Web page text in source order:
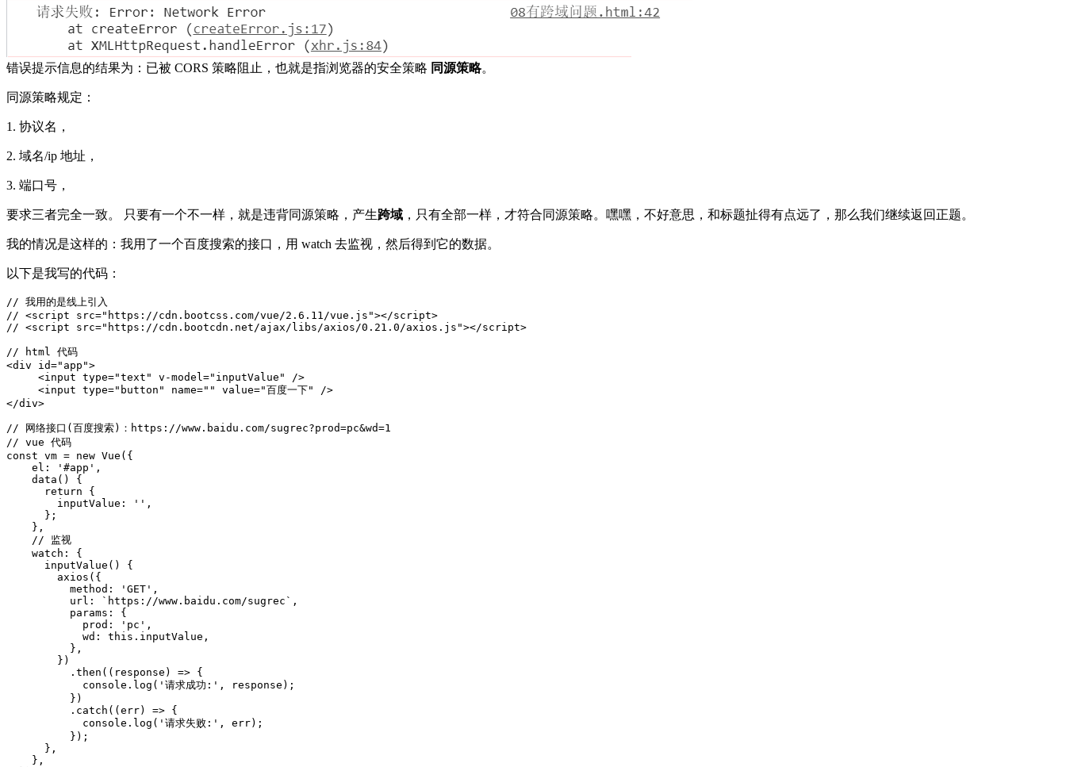
错误提示信息的结果为：已被 CORS 策略阻止，也就是指浏览器的安全策略 同源策略。
同源策略规定：
1. 协议名，
2. 域名/ip 地址，
3. 端口号，
要求三者完全一致。 只要有一个不一样，就是违背同源策略，产生跨域 ，只有全部一样，才符合同源策略。嘿嘿，不好意思，和标题扯得有点远了，那么我们继续返回正题。
我的情况是这样的：我用了一个百度搜索的接口，用 watch 去监视，然后得到它的数据。
以下是我写的代码：
// 我用的是线上引入
// <script src="https://cdn.bootcss.com/vue/2.6.11/vue.js"></script>
// <script src="https://cdn.bootcdn.net/ajax/libs/axios/0.21.0/axios.js"></script>
// html 代码
<div id="app">
     <input type="text" v-model="inputValue" />
     <input type="button" name="" value="百度一下" />
</div>
// 网络接口(百度搜索)：https://www.baidu.com/sugrec?prod=pc&wd=1
// vue 代码
const vm = new Vue({
    el: '#app',
    data() {
      return {
        inputValue: '',
      };
    },
    // 监视
    watch: {
      inputValue() {
        axios({
          method: 'GET',
          url: `https://www.baidu.com/sugrec`,
          params: {
            prod: 'pc',
            wd: this.inputValue,
          },
        })
          .then((response) => {
            console.log('请求成功:', response);
          })
          .catch((err) => {
            console.log('请求失败:', err);
          });
      },
    },